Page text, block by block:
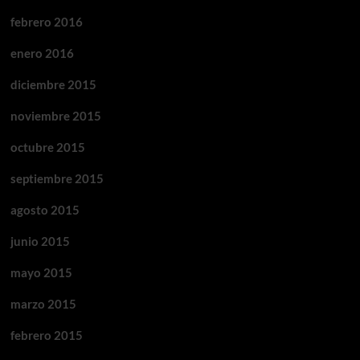
febrero 2016
enero 2016
diciembre 2015
noviembre 2015
octubre 2015
septiembre 2015
agosto 2015
junio 2015
mayo 2015
marzo 2015
febrero 2015